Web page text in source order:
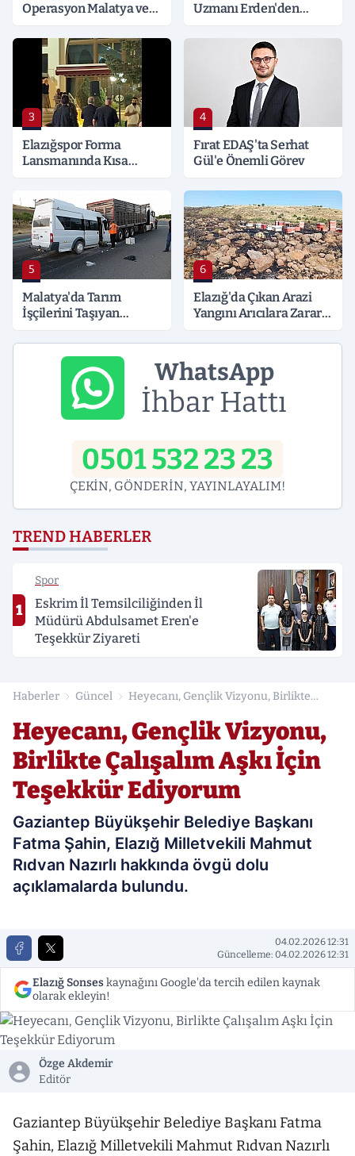
Operasyon Malatya ve
Detaylar Merak Konusu
Uzmanı Erden'den
3
Elazığspor Forma
Lansmanında Kısa
4
Fırat EDAŞ'ta Serhat
Gül'e Önemli Görev
5
Malatya'da Tarım
İşçilerini Taşıyan
Yaralı
6
Elazığ'da Çıkan Arazi
Yangını Arıcılara Zarar
WhatsApp
İhbar Hattı
0501 532 23 23
ÇEKİN, GÖNDERİN, YAYINLAYALIM!
TREND HABERLER
1
Spor
Eskrim İl Temsilciliğinden İl
Müdürü Abdulsamet Eren'e
Teşekkür Ziyareti
Haberler Güncel
Heyecanı, Gençlik Vizyonu, Birlikte
Heyecanı, Gençlik Vizyonu,
Birlikte Çalışalım Aşkı İçin
Teşekkür Ediyorum
Gaziantep Büyükşehir Belediye Başkanı
Fatma Şahin, Elazığ Milletvekili Mahmut
Rıdvan Nazırlı hakkında övgü dolu
açıklamalarda bulundu.
04.02.2026 12:31
Güncelleme: 04.02.2026 12:31
Elazığ Sonseskaynağını Google'da tercih edilen kaynak
olarak ekleyin!
Özge Akdemir
Editör
Gaziantep Büyükşehir Belediye Başkanı Fatma
Şahin, Elazığ Milletvekili Mahmut Rıdvan Nazırlı